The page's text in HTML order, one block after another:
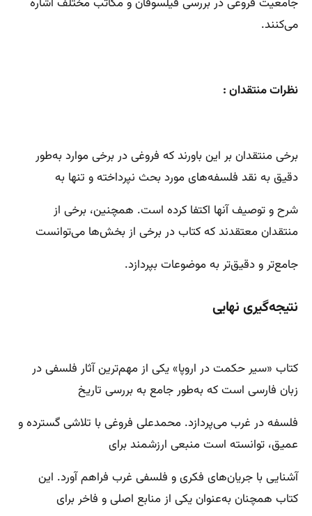
جامعیت فروغی در بررسی فیلسوفان و مکاتب مختلف اشاره
می‌کنند.
نظرات منتقدان :
برخی منتقدان بر این باورند که فروغی در برخی موارد به‌طور
دقیق به نقد فلسفه‌های مورد بحث نپرداخته و تنها به
شرح و توصیف آنها اکتفا کرده است. همچنین، برخی از
منتقدان معتقدند که کتاب در برخی از بخش‌ها می‌توانست
جامع‌تر و دقیق‌تر به موضوعات بپردازد.
نتیجه‌گیری نهایی
کتاب «سیر حکمت در اروپا» یکی از مهم‌ترین آثار فلسفی در
زبان فارسی است که به‌طور جامع به بررسی تاریخ
فلسفه در غرب می‌پردازد. محمدعلی فروغی با تلاشی گسترده و
عمیق، توانسته است منبعی ارزشمند برای
آشنایی با جریان‌های فکری و فلسفی غرب فراهم آورد. این
کتاب همچنان به‌عنوان یکی از منابع اصلی و فاخر برای